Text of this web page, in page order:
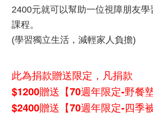
2400元就可以幫助一位視障朋友學
課程。
(學習獨立生活，減輕家人負擔)
此為捐款贈送限定，凡捐款
$1200贈送【70週年限定-野餐墊
$2400贈送【70週年限定-四季被